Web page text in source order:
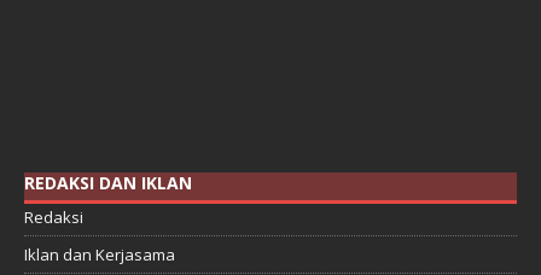
REDAKSI DAN IKLAN
Redaksi
Iklan dan Kerjasama